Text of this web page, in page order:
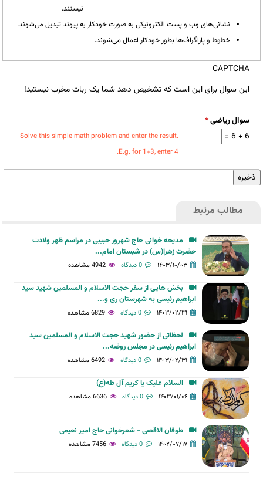
نیستند.
نشانی‌های وب و پست الکترونیکی به صورت خودکار به پیوند تبدیل می‌شوند.
خطوط و پاراگراف‌ها بطور خودکار اعمال می‌شوند.
CAPTCHA
این سوال برای این است که تشخیص دهد شما یک ربات مخرب نیستید!
سوال ریاضی*
6 + 6 =
Solve this simple math problem and enter the result.
E.g. for 1+3, enter 4.
مطالب مرتبط
مدیحه خوانی حاج شهروز حبیبی در مراسم ظهر ولادت
حضرت زهرا(س) در شبستان امام...
۱۴۰۳/۱۰/۰۳ 0 دیدگاه 4942 مشاهده
بخش هایی از سفر حجت الاسلام و المسلمین شهید سید
ابراهیم رئیسی به شهرستان ری و...
۱۴۰۳/۰۲/۳۱ 0 دیدگاه 6829 مشاهده
لحظاتی از حضور شهید حجت الاسلام و المسلمین سید
ابراهیم رئیسی در مجلس روضه...
۱۴۰۳/۰۲/۳۱ 0 دیدگاه 6492 مشاهده
السلام علیک یا کریم آل طه(ع)
۱۴۰۳/۰۱/۰۶ 0 دیدگاه 6636 مشاهده
طوفان الاقصی - شعرخوانی حاج امیر نعیمی
۱۴۰۲/۰۷/۱۷ 0 دیدگاه 7456 مشاهده